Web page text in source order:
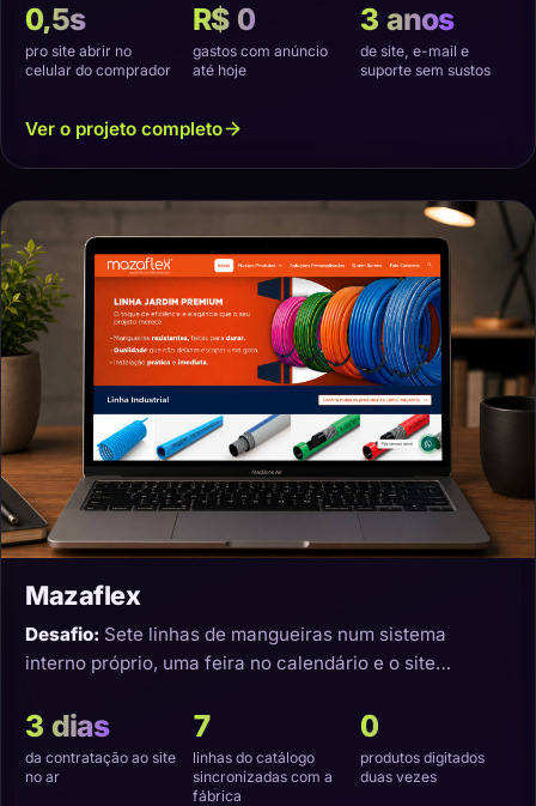
0,5s
pro site abrir no
celular do comprador
R$ 0
gastos com anúncio
até hoje
3 anos
de site, e-mail e
suporte sem sustos
Ver o projeto completo
Mazaflex
Desafio: Sete linhas de mangueiras num sistema
interno próprio, uma feira no calendário e o site
3 dias
da contratação ao site
no ar
7
linhas do catálogo
sincronizadas com a
fábrica
0
produtos digitados
duas vezes